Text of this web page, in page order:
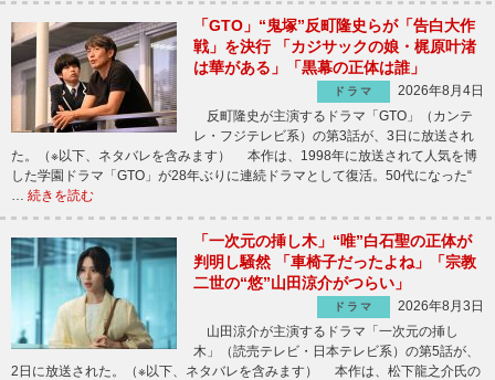
「GTO」“鬼塚”反町隆史らが「告白大作
戦」を決行 「カジサックの娘・梶原叶渚
は華がある」「黒幕の正体は誰」
ドラマ
2026年8月4日
反町隆史が主演するドラマ「GTO」（カンテ
レ・フジテレビ系）の第3話が、3日に放送され
た。（※以下、ネタバレを含みます） 本作は、1998年に放送されて人気を博
した学園ドラマ「GTO」が28年ぶりに連続ドラマとして復活。50代になった“
… 続きを読む
「一次元の挿し木」“唯”白石聖の正体が
判明し騒然 「車椅子だったよね」「宗教
二世の“悠”山田涼介がつらい」
ドラマ
2026年8月3日
山田涼介が主演するドラマ「一次元の挿し
木」（読売テレビ・日本テレビ系）の第5話が、
2日に放送された。（※以下、ネタバレを含みます） 本作は、松下龍之介氏の